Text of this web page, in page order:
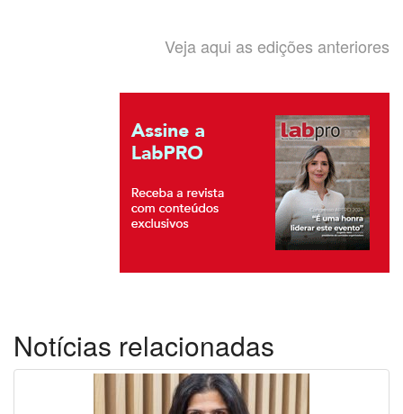
Veja aqui as edições anteriores
Notícias relacionadas